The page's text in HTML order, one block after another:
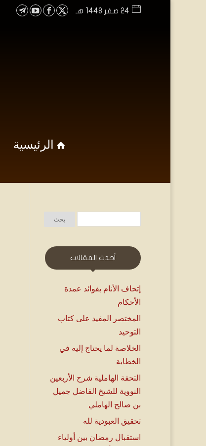
24 صفر 1448 هـ
الرئيسية
أحدث المقالات
إتحاف الأنام بفوائد عمدة
الأحكام
المختصر المفيد على كتاب
التوحيد
الخلاصة لما يحتاج إليه في
الخطابة
التحفة الهاملية شرح الأربعين
النووية للشيخ الفاضل جميل
بن صالح الهاملي
تحقيق العبودية لله
استقبال رمضان بين أولياء